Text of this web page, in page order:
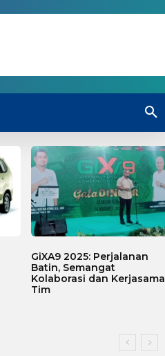
GiXA9 2025: Perjalanan
Batin, Semangat
Kolaborasi dan Kerjasama
Tim